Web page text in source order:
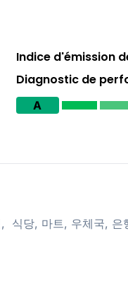
Indice d'émission
Diagnostic de
A
식당, 마트, 우체국, 은